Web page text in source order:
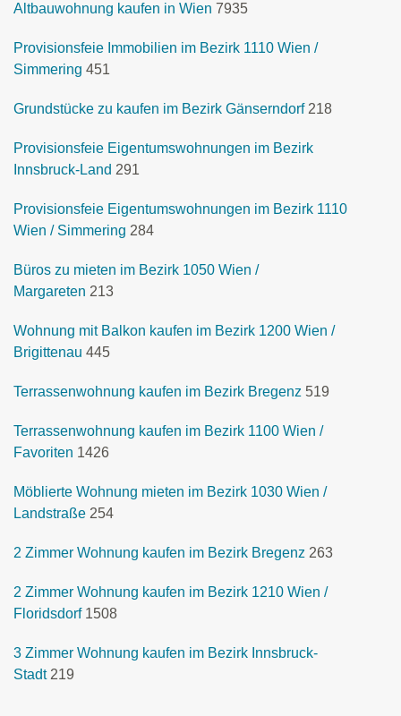
Altbauwohnung kaufen in Wien 7935
Provisionsfeie Immobilien im Bezirk 1110 Wien /
Simmering 451
Grundstücke zu kaufen im Bezirk Gänserndorf 218
Provisionsfeie Eigentumswohnungen im Bezirk
Innsbruck-Land 291
Provisionsfeie Eigentumswohnungen im Bezirk 1110
Wien / Simmering 284
Büros zu mieten im Bezirk 1050 Wien /
Margareten 213
Wohnung mit Balkon kaufen im Bezirk 1200 Wien /
Brigittenau 445
Terrassenwohnung kaufen im Bezirk Bregenz 519
Terrassenwohnung kaufen im Bezirk 1100 Wien /
Favoriten 1426
Möblierte Wohnung mieten im Bezirk 1030 Wien /
Landstraße 254
2 Zimmer Wohnung kaufen im Bezirk Bregenz 263
2 Zimmer Wohnung kaufen im Bezirk 1210 Wien /
Floridsdorf 1508
3 Zimmer Wohnung kaufen im Bezirk Innsbruck-
Stadt 219